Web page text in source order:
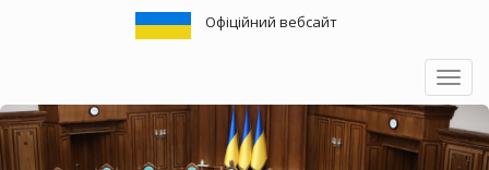
Офіційний вебсайт
Toggle